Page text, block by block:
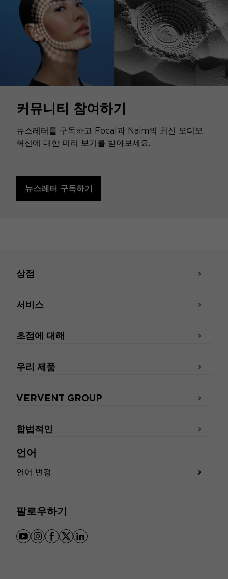
커뮤니티 참여하기
뉴스레터를 구독하고 Focal과 Naim의 최신 오디오
혁신에 대한 미리 보기를 받아보세요.
뉴스레터 구독하기
언어
언어 변경
팔로우하기
youtube
instagram
facebook
x linkedin
상점
서비스
초점에 대해
우리 제품
VERVENT GROUP
합법적인